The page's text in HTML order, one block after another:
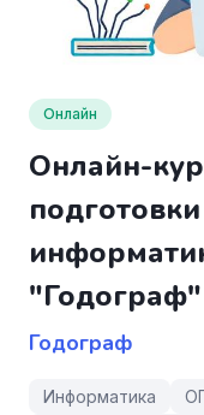
Онлайн
Онлайн-
"Годограф"
Годограф
Информатика